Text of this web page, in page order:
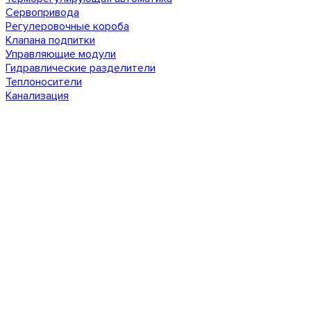
Сервопривода
Регулеровочные короба
Клапана подпитки
Управляющие модули
Гидравлические разделители
Теплоносители
Канализация